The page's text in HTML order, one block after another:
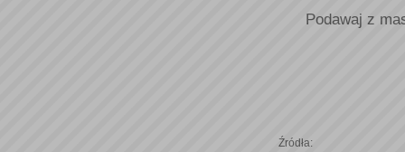
Podawaj z
Źródła: